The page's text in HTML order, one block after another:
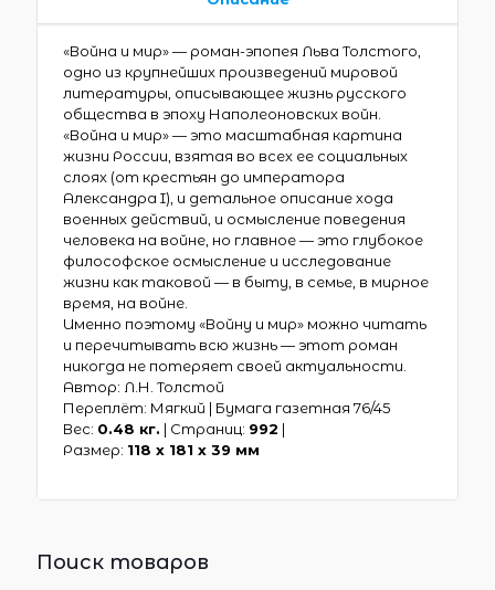
«Война и мир» — роман-эпопея Льва Толстого,
одно из крупнейших произведений мировой
литературы, описывающее жизнь русского
общества в эпоху Наполеоновских войн.
«Война и мир» — это масштабная картина
жизни России, взятая во всех ее социальных
слоях (от крестьян до императора
Александра I), и детальное описание хода
военных действий, и осмысление поведения
человека на войне, но главное — это глубокое
философское осмысление и исследование
жизни как таковой — в быту, в семье, в мирное
время, на войне.
Именно поэтому «Войну и мир» можно читать
и перечитывать всю жизнь — этот роман
никогда не потеряет своей актуальности.
Автор: Л.Н. Толстой
Переплёт: Мягкий | Бумага газетная 76/45
Вес: 0.48 кг. | Страниц: 992 |
Размер: 118 х 181 x 39 мм
Поиск товаров